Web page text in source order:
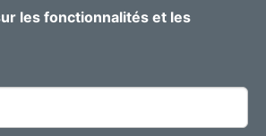
les fonctionnalités et les